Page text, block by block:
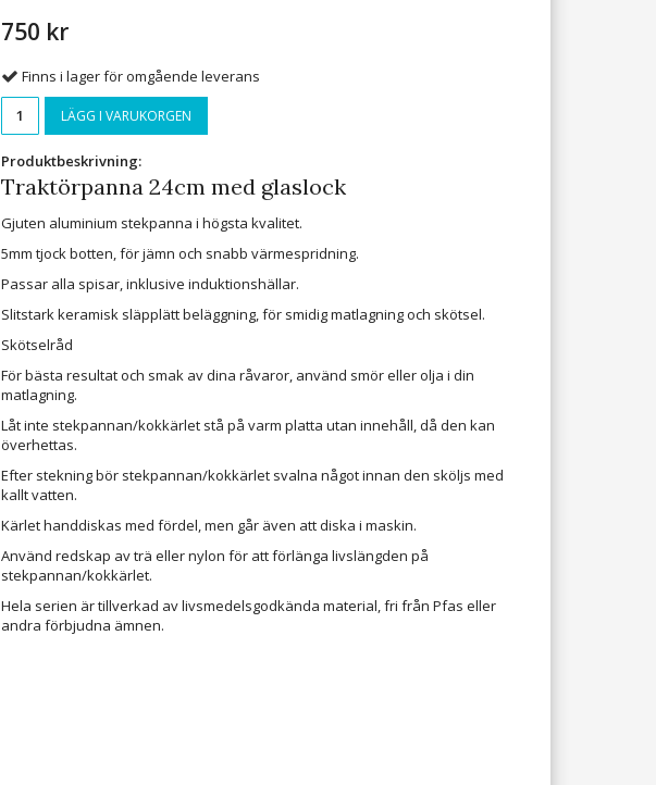
750 kr
Finns i lager för omgående leverans
LÄGG I VARUKORGEN
Produktbeskrivning:
Traktörpanna 24cm med glaslock
Gjuten aluminium stekpanna i högsta kvalitet.
5mm tjock botten, för jämn och snabb värmespridning.
Passar alla spisar, inklusive induktionshällar.
Slitstark keramisk släpplätt beläggning, för smidig matlagning och skötsel.
Skötselråd
För bästa resultat och smak av dina råvaror, använd smör eller olja i din
matlagning.
Låt inte stekpannan/kokkärlet stå på varm platta utan innehåll, då den kan
överhettas.
Efter stekning bör stekpannan/kokkärlet svalna något innan den sköljs med
kallt vatten.
Kärlet handdiskas med fördel, men går även att diska i maskin.
Använd redskap av trä eller nylon för att förlänga livslängden på
stekpannan/kokkärlet.
Hela serien är tillverkad av livsmedelsgodkända material, fri från Pfas eller
andra förbjudna ämnen.